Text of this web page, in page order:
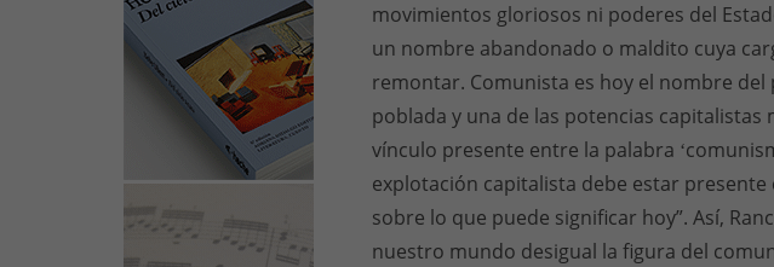
movimientos gloriosos ni poderes del
un nombre abandonado o maldito cuya
remontar. Comunista es hoy el nombre
poblada y una de las potencias capitalistas
vínculo presente entre la palabra
explotación capitalista debe estar
sobre lo que puede significar hoy”. Así,
nuestro mundo desigual la figura del